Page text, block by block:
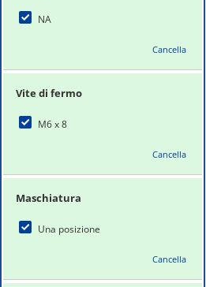
NA
Cancella
Vite di fermo
M6 x 8
Cancella
Maschiatura
Una posizione
Cancella